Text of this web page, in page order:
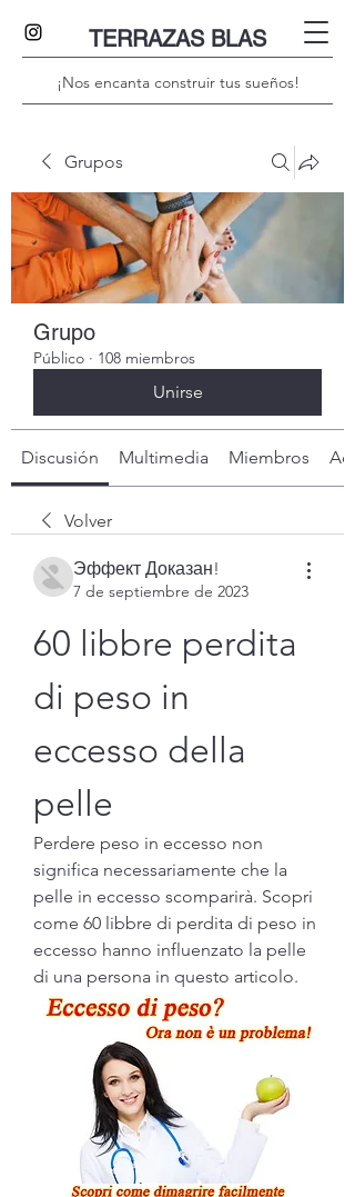
TERRAZAS BLAS
¡Nos encanta construir tus sueños!
Grupos
Grupo
Público · 108 miembros
Unirse
Discusión Multimedia Miembros
Volver
Эффект Доказан!
7 de septiembre de 2023
60 libbre perdita
di peso in
eccesso della
pelle
Perdere peso in eccesso non
significa necessariamente che la
pelle in eccesso scomparirà. Scopri
come 60 libbre di perdita di peso in
eccesso hanno influenzato la pelle
di una persona in questo articolo.